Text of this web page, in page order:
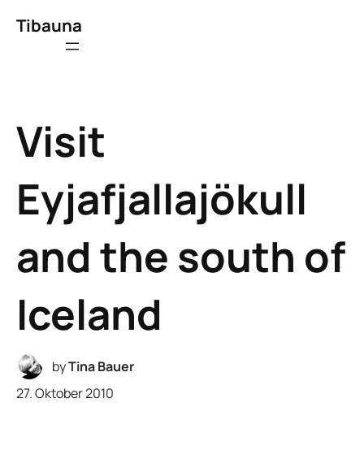
Tibauna
Visit
Eyjafjallajökull
and the south of
Iceland
byTina Bauer
27. Oktober 2010